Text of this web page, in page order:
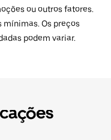
ou outros fatores.
Os preços
podem variar.